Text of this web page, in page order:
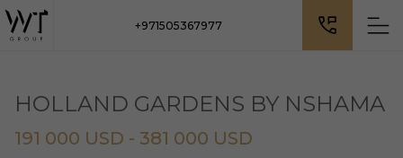
+971505367977
HOLLAND GARDENS BY NSHAMA
191 000 USD - 381 000 USD